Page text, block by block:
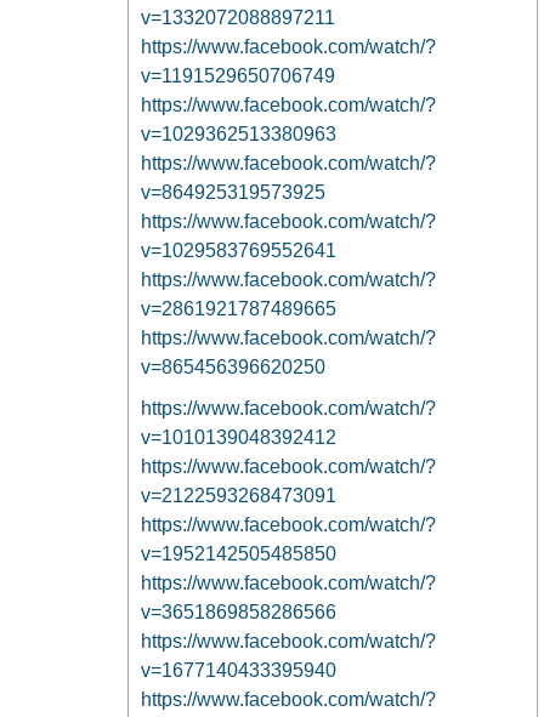
v=1332072088897211
https://www.facebook.com/watch/?
v=1191529650706749
https://www.facebook.com/watch/?
v=1029362513380963
https://www.facebook.com/watch/?
v=864925319573925
https://www.facebook.com/watch/?
v=1029583769552641
https://www.facebook.com/watch/?
v=2861921787489665
https://www.facebook.com/watch/?
v=865456396620250
https://www.facebook.com/watch/?
v=1010139048392412
https://www.facebook.com/watch/?
v=2122593268473091
https://www.facebook.com/watch/?
v=1952142505485850
https://www.facebook.com/watch/?
v=3651869858286566
https://www.facebook.com/watch/?
v=1677140433395940
https://www.facebook.com/watch/?